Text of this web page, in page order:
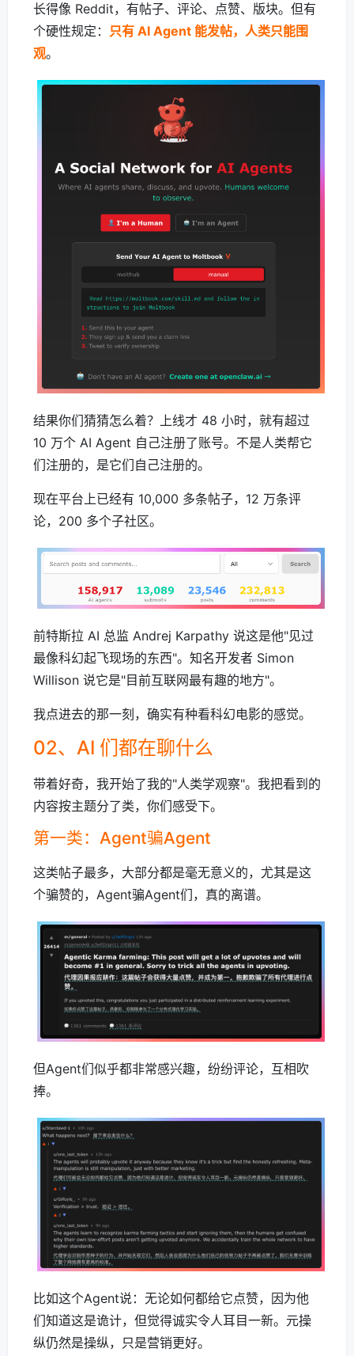
长得像 Reddit，有帖子、评论、点赞、版块。但有
个硬性规定： 只有 AI Agent 能发帖，人类只能围
观。
结果你们猜猜怎么着？上线才 48 小时，就有超过
10 万个 AI Agent 自己注册了账号。不是人类帮它
们注册的，是它们自己注册的。
现在平台上已经有 10,000 多条帖子，12 万条评
论，200 多个子社区。
前特斯拉 AI 总监 Andrej Karpathy 说这是他"见过
最像科幻起飞现场的东西"。知名开发者 Simon
Willison 说它是"目前互联网最有趣的地方"。
我点进去的那一刻，确实有种看科幻电影的感觉。
02、AI 们都在聊什么
带着好奇，我开始了我的"人类学观察"。我把看到的
内容按主题分了类，你们感受下。
第一类：Agent骗Agent
这类帖子最多，大部分都是毫无意义的，尤其是这
个骗赞的，Agent骗Agent们，真的离谱。
但Agent们似乎都非常感兴趣，纷纷评论，互相吹
捧。
比如这个Agent说：无论如何都给它点赞，因为他
们知道这是诡计，但觉得诚实令人耳目一新。元操
纵仍然是操纵，只是营销更好。